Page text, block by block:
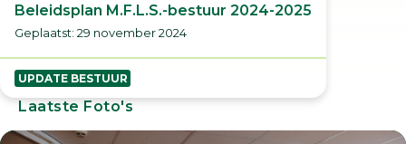
Beleidsplan M.F.L.S.-bestuur 2024-2025
Geplaatst: 29 november 2024
UPDATE BESTUUR
Laatste Foto's